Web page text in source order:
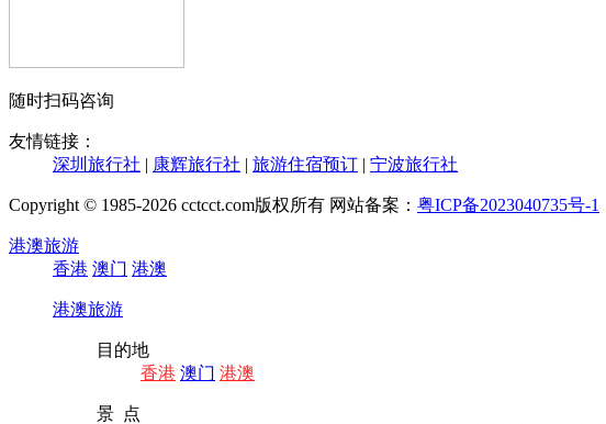
随时扫码咨询
友情链接：
深圳旅行社 | 康辉旅行社 | 旅游住宿预订 | 宁波旅行社
Copyright © 1985-2026 cctcct.com版权所有 网站备案： 粤ICP备2023040735号-1
港澳旅游
香港 澳门 港澳
港澳旅游
目的地
香港 澳门 港澳
景 点